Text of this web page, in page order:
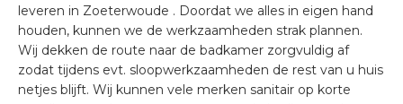
leveren in Zoeterwoude . Doordat we alles in eigen hand
houden, kunnen we de werkzaamheden strak plannen.
Wij dekken de route naar de badkamer zorgvuldig af
zodat tijdens evt. sloopwerkzaamheden de rest van u huis
netjes blijft. Wij kunnen vele merken sanitair op korte